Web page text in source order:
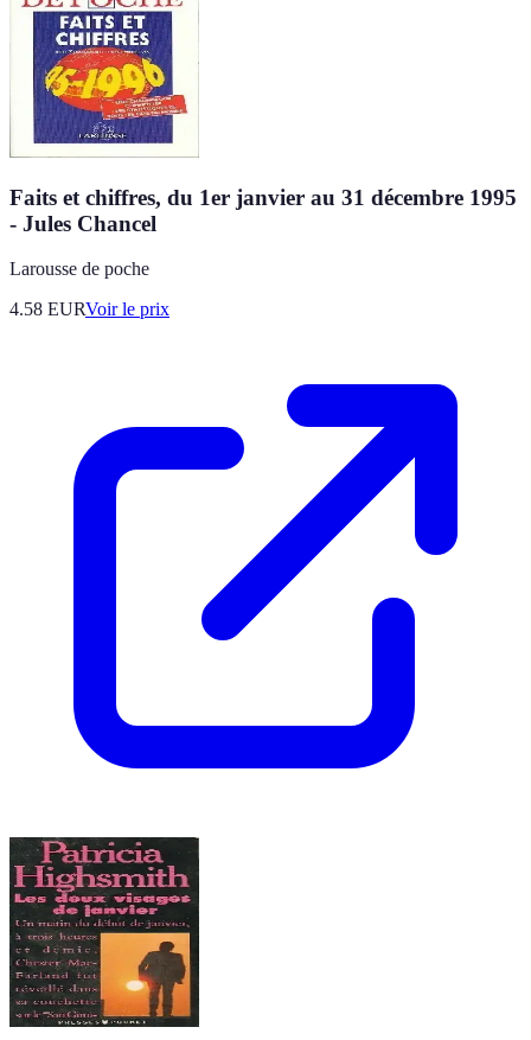
Faits et chiffres, du 1er janvier au 31 décembre 1995
- Jules Chancel
Larousse de poche
4.58 EURVoir le prix